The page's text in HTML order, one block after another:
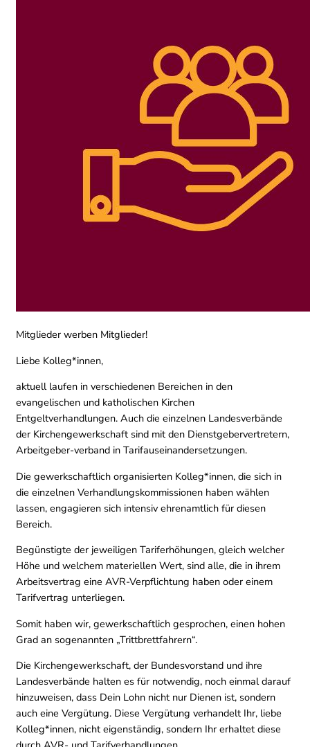
Mitglieder werben Mitglieder!
Liebe Kolleg*innen,
aktuell laufen in verschiedenen Bereichen in den
evangelischen und katholischen Kirchen
Entgeltverhandlungen. Auch die einzelnen Landesverbände
der Kirchengewerkschaft sind mit den Dienstgebervertretern,
Arbeitgeber-verband in Tarifauseinandersetzungen.
Die gewerkschaftlich organisierten Kolleg*innen, die sich in
die einzelnen Verhandlungskommissionen haben wählen
lassen, engagieren sich intensiv ehrenamtlich für diesen
Bereich.
Begünstigte der jeweiligen Tariferhöhungen, gleich welcher
Höhe und welchem materiellen Wert, sind alle, die in ihrem
Arbeitsvertrag eine AVR-Verpflichtung haben oder einem
Tarifvertrag unterliegen.
Somit haben wir, gewerkschaftlich gesprochen, einen hohen
Grad an sogenannten „Trittbrettfahrern“.
Die Kirchengewerkschaft, der Bundesvorstand und ihre
Landesverbände halten es für notwendig, noch einmal darauf
hinzuweisen, dass Dein Lohn nicht nur Dienen ist, sondern
auch eine Vergütung. Diese Vergütung verhandelt Ihr, liebe
Kolleg*innen, nicht eigenständig, sondern Ihr erhaltet diese